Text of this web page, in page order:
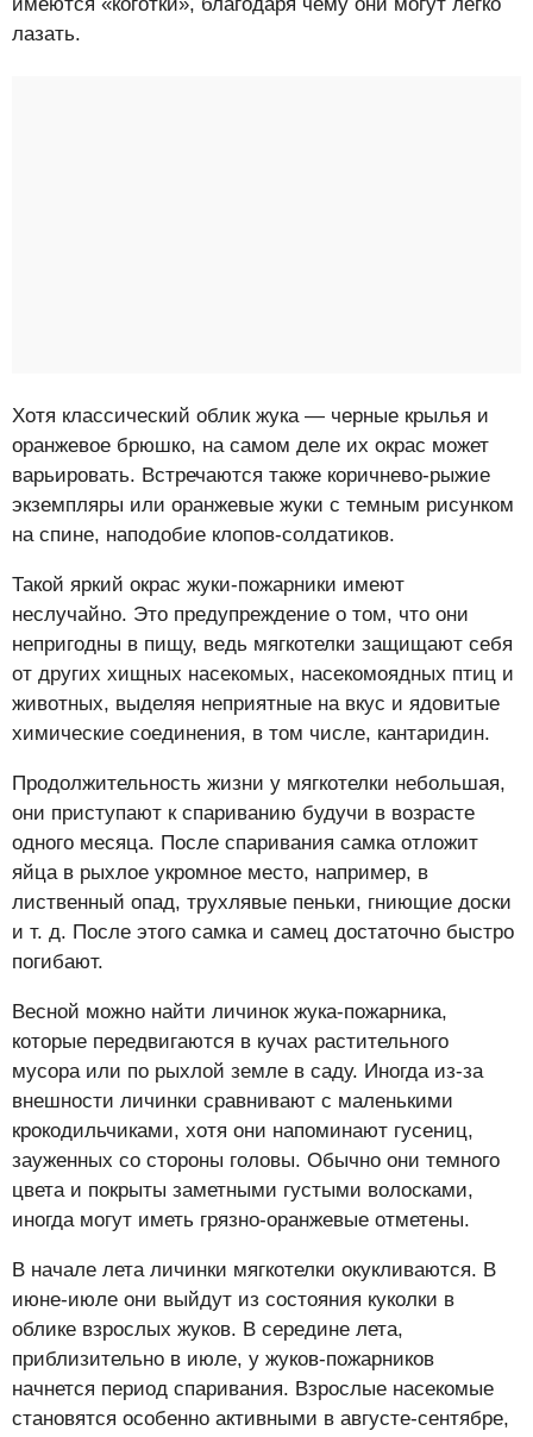
лазать.
Хотя классический облик жука — черные крылья и
оранжевое брюшко, на самом деле их окрас может
варьировать. Встречаются также коричнево-рыжие
экземпляры или оранжевые жуки с темным рисунком
на спине, наподобие клопов-солдатиков.
Такой яркий окрас жуки-пожарники имеют
неслучайно. Это предупреждение о том, что они
непригодны в пищу, ведь мягкотелки защищают себя
от других хищных насекомых, насекомоядных птиц и
животных, выделяя неприятные на вкус и ядовитые
химические соединения, в том числе, кантаридин.
Продолжительность жизни у мягкотелки небольшая,
они приступают к спариванию будучи в возрасте
одного месяца. После спаривания самка отложит
яйца в рыхлое укромное место, например, в
лиственный опад, трухлявые пеньки, гниющие доски
и т. д. После этого самка и самец достаточно быстро
погибают.
Весной можно найти личинок жука-пожарника,
которые передвигаются в кучах растительного
мусора или по рыхлой земле в саду. Иногда из-за
внешности личинки сравнивают с маленькими
крокодильчиками, хотя они напоминают гусениц,
зауженных со стороны головы. Обычно они темного
цвета и покрыты заметными густыми волосками,
иногда могут иметь грязно-оранжевые отметены.
В начале лета личинки мягкотелки окукливаются. В
июне-июле они выйдут из состояния куколки в
облике взрослых жуков. В середине лета,
приблизительно в июле, у жуков-пожарников
начнется период спаривания. Взрослые насекомые
становятся особенно активными в августе-сентябре,